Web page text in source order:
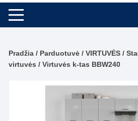
Pradžia / Parduotuvė /VIRTUVĖS /
virtuvės / Virtuvės k-tas BBW240